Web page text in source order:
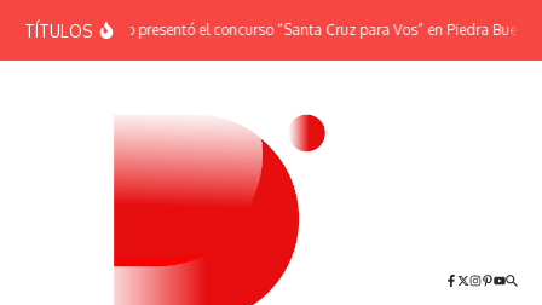
TÍTULOSTurismo presentó el concurso “Santa Cruz para Vos” en Piedra Buena